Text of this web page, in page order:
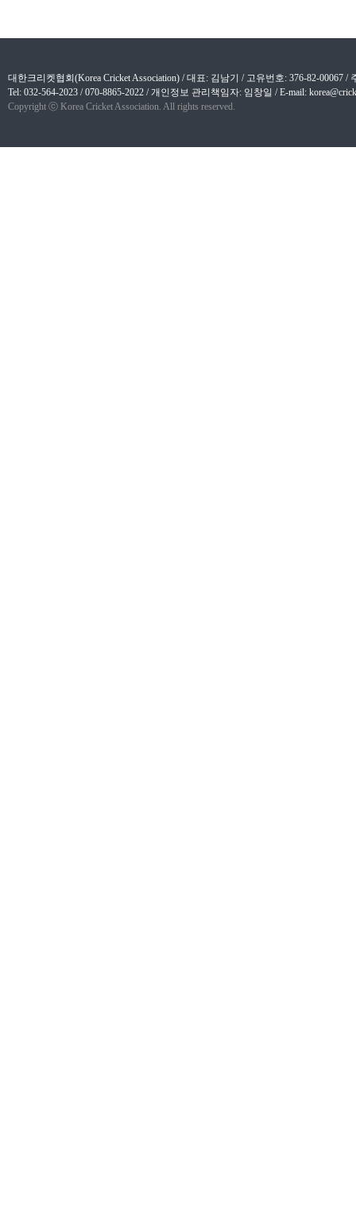
대한크리켓협회(Korea Cricket Association) / 대표: 김남기 / 고유번호: 376-82-00067
Tel: 032-564-2023 / 070-8865-2022 / 개인정보 관리책임자: 임창일 / E-mail:
Copyright ⓒ Korea Cricket Association. All rights reserved.